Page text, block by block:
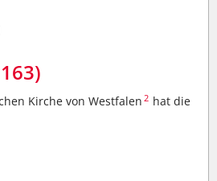
Kirche von Westfalen 2 hat die